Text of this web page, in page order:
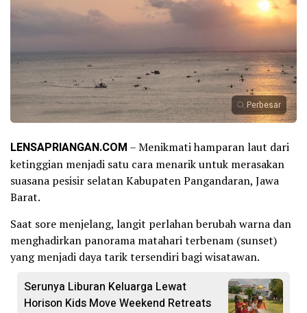
Perbesar
LENSAPRIANGAN.COM – Menikmati hamparan laut dari
ketinggian menjadi satu cara menarik untuk merasakan
suasana pesisir selatan Kabupaten Pangandaran, Jawa
Barat.
Saat sore menjelang, langit perlahan berubah warna dan
menghadirkan panorama matahari terbenam (sunset)
yang menjadi daya tarik tersendiri bagi wisatawan.
Serunya Liburan Keluarga Lewat
Horison Kids Move Weekend Retreats